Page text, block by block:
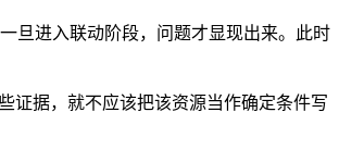
旦进入联动阶段，问题才显现出来。此时
证据，就不应该把该资源当作确定条件写